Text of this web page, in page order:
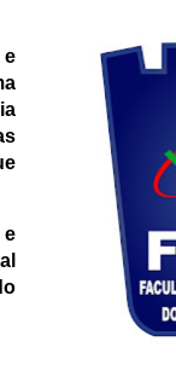
e